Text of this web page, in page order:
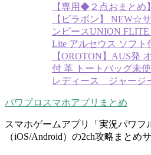
【専用◆２点おまとめ
【ビラボン】 NEW☆
ンピースUNION FLITE
Lite アルセウス ソフ
【OROTON】AUS発
付 革 トートバッグ未
レディース ジャージ
パワプロスマホアプリまとめ
スマホゲームアプリ「実況パワフ
（iOS/Android）の2ch攻略まとめ